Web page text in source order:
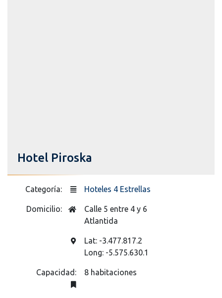
Hotel Piroska
Categoría: Hoteles 4 Estrellas
Domicilio:
Calle 5 entre 4 y 6
Atlantida
Lat: -3.477.817.2
Long: -5.575.630.1
Capacidad: 8 habitaciones